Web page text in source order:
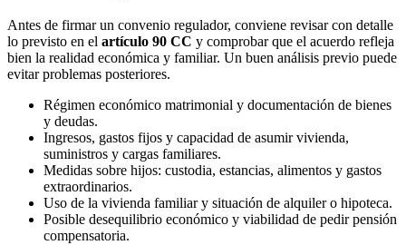
Antes de firmar un convenio regulador, conviene revisar con detalle
lo previsto en el artículo 90 CC y comprobar que el acuerdo refleja
bien la realidad económica y familiar. Un buen análisis previo puede
evitar problemas posteriores.
Régimen económico matrimonial y documentación de bienes
y deudas.
Ingresos, gastos fijos y capacidad de asumir vivienda,
suministros y cargas familiares.
Medidas sobre hijos: custodia, estancias, alimentos y gastos
extraordinarios.
Uso de la vivienda familiar y situación de alquiler o hipoteca.
Posible desequilibrio económico y viabilidad de pedir pensión
compensatoria.